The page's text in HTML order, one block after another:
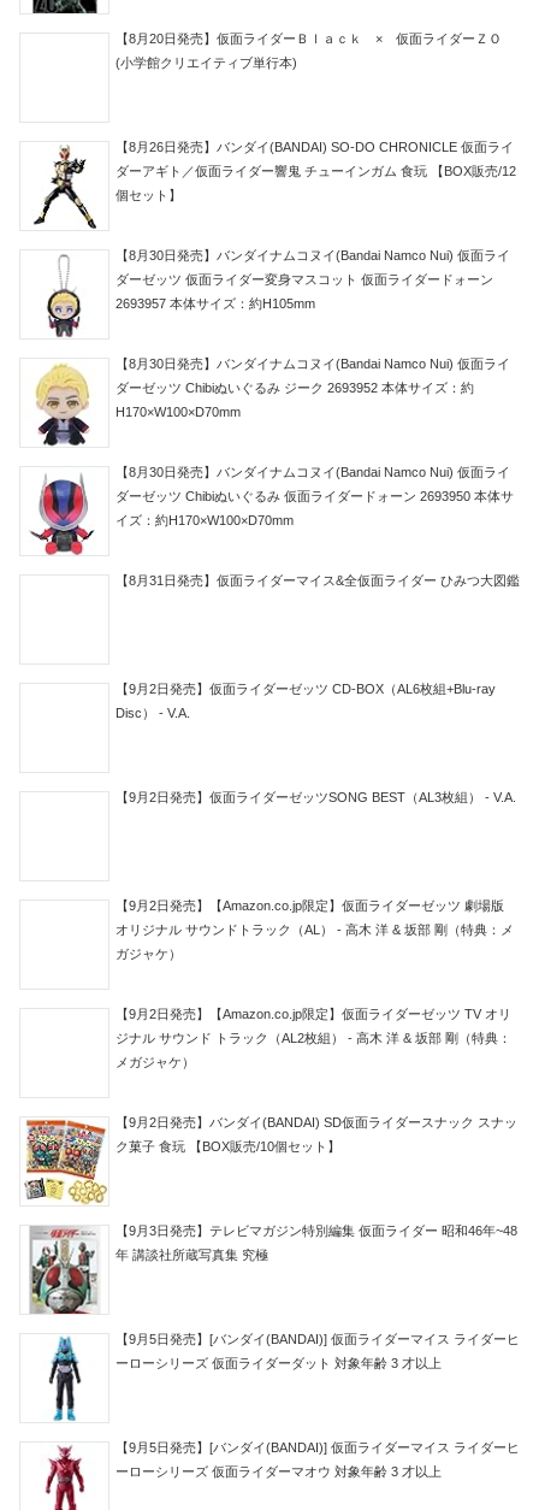
【8月20日発売】仮面ライダーＢｌａｃｋ × 仮面ライダーＺＯ
(小学館クリエイティブ単行本)
【8月26日発売】バンダイ(BANDAI) SO-DO CHRONICLE 仮面ライ
ダーアギト／仮面ライダー響鬼 チューインガム 食玩 【BOX販売/12
個セット】
【8月30日発売】バンダイナムコヌイ(Bandai Namco Nui) 仮面ライ
ダーゼッツ 仮面ライダー変身マスコット 仮面ライダードォーン
2693957 本体サイズ：約H105mm
【8月30日発売】バンダイナムコヌイ(Bandai Namco Nui) 仮面ライ
ダーゼッツ Chibiぬいぐるみ ジーク 2693952 本体サイズ：約
H170×W100×D70mm
【8月30日発売】バンダイナムコヌイ(Bandai Namco Nui) 仮面ライ
ダーゼッツ Chibiぬいぐるみ 仮面ライダードォーン 2693950 本体サ
イズ：約H170×W100×D70mm
【8月31日発売】仮面ライダーマイス&全仮面ライダー ひみつ大図鑑
【9月2日発売】仮面ライダーゼッツ CD-BOX（AL6枚組+Blu-ray
Disc） - V.A.
【9月2日発売】仮面ライダーゼッツSONG BEST（AL3枚組） - V.A.
【9月2日発売】【Amazon.co.jp限定】仮面ライダーゼッツ 劇場版
オリジナル サウンドトラック（AL） - 高木 洋 & 坂部 剛（特典：メ
ガジャケ）
【9月2日発売】【Amazon.co.jp限定】仮面ライダーゼッツ TV オリ
ジナル サウンド トラック（AL2枚組） - 高木 洋 & 坂部 剛（特典：
メガジャケ）
【9月2日発売】バンダイ(BANDAI) SD仮面ライダースナック スナッ
ク菓子 食玩 【BOX販売/10個セット】
【9月3日発売】テレビマガジン特別編集 仮面ライダー 昭和46年~48
年 講談社所蔵写真集 究極
【9月5日発売】[バンダイ(BANDAI)] 仮面ライダーマイス ライダーヒ
ーローシリーズ 仮面ライダーダット 対象年齢 3 才以上
【9月5日発売】[バンダイ(BANDAI)] 仮面ライダーマイス ライダーヒ
ーローシリーズ 仮面ライダーマオウ 対象年齢 3 才以上